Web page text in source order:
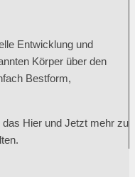
Entwicklung und
Körper über den
Bestform,
Hier und Jetzt mehr zu